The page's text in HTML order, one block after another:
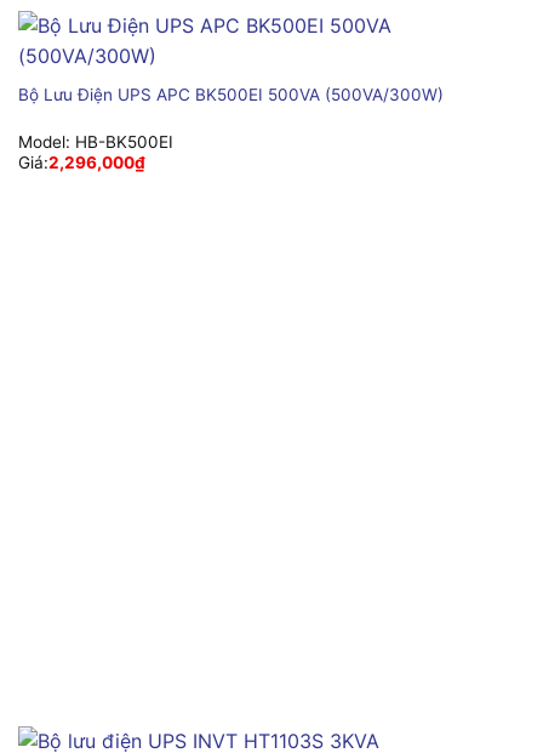
Bộ Lưu Điện UPS APC BK500EI 500VA (500VA/300W)
Model: HB-BK500EI
Giá:2,296,000₫